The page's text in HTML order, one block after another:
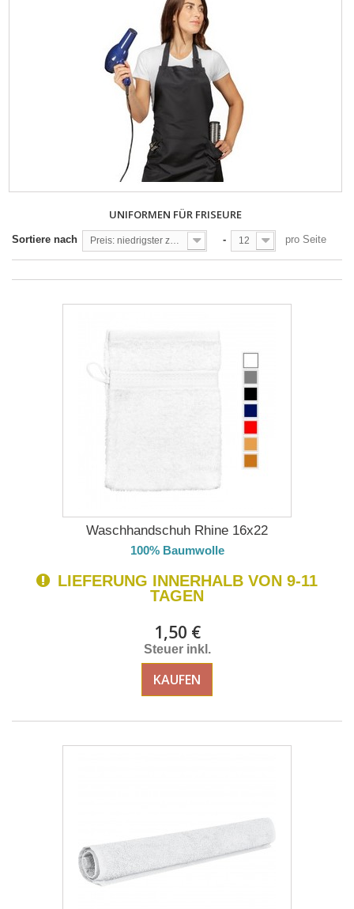
UNIFORMEN FÜR FRISEURE
Sortiere nach Preis: niedrigster zuerst - 12 pro Seite
Waschhandschuh Rhine 16x22
100% Baumwolle
LIEFERUNG INNERHALB VON 9-11
TAGEN
1,50 €
Steuer inkl.
KAUFEN